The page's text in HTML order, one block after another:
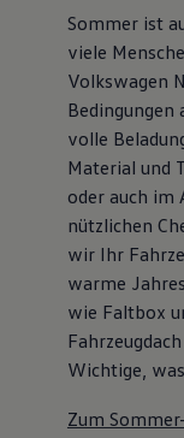
Mehr zum
California Welt
California
California
California
California
California
Unternehmen
Karriere
Sommer ist
viele
Volkswagen
Bedingungen
volle
Material und
oder auch im
nützlichen
wir Ihr
warme
wie Faltbox
Wichtige,
Zum